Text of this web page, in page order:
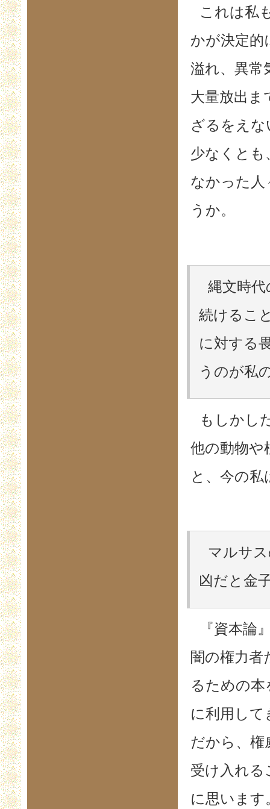
これは私
かが決定的
溢れ、異常
大量放出ま
ざるをえ
少なくとも
なかった人
うか。
縄文時
続けるこ
に対する
うのが私
もしかし
他の動物や
と、今の
マルサ
凶だと金
『資本論
闇の権力者
るための
に利用して
だから、権
受け入れる
に思います